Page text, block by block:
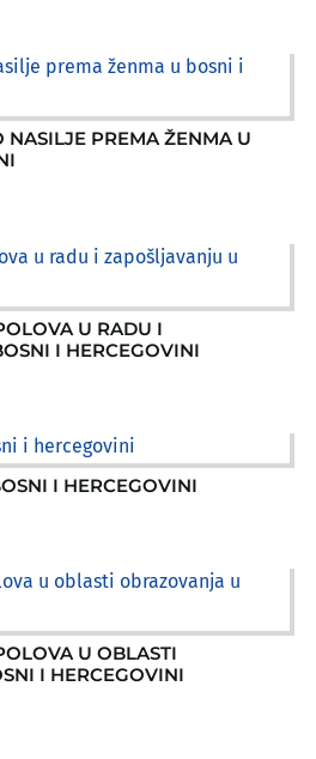
NASILJE PREMA ŽENMA U
U RADU I
I HERCEGOVINI
I HERCEGOVINI
U OBLASTI
I HERCEGOVINI